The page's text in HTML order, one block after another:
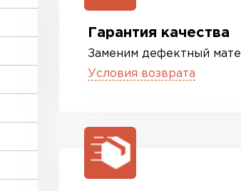
Гарантия качества
Заменим дефектный
Условия возврата